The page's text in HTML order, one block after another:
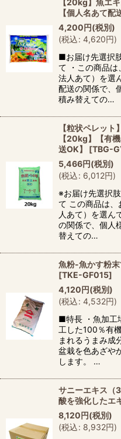
【20kg】魚エ
【個人名あて配
4,200円(税別)
(税込: 4,620円)
■お届け先選択
て ・この商品は
法人あて）を選
配送の関係で、
積み替えての…
【粒状ペレッ
【20kg】【有
送OK】
[TBG-
5,466円(税別)
(税込: 6,012円)
※お届け先選択
て この商品は、
人あて）を選ん
の関係で、個人
替えての…
魚粉-魚かす粉
[TKE-GF015]
4,120円(税別)
(税込: 4,532円)
■特長 ・魚加工
工した100％有
まれるうまみ成
盆栽を色あざや
します。 …
サニーエキス（
酸を強化したエ
8,120円(税別)
(税込: 8,932円)